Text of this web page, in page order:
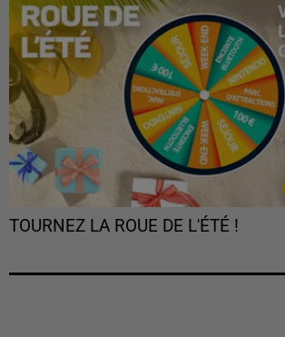
TOURNEZ LA ROUE DE L'ÉTÉ !